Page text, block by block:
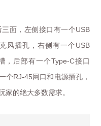
面，左侧接口有一个USB
风插孔，右侧有一个USB
，后部有一个Type-C接口
一个RJ-45网口和电源插孔，
的绝大多数需求。